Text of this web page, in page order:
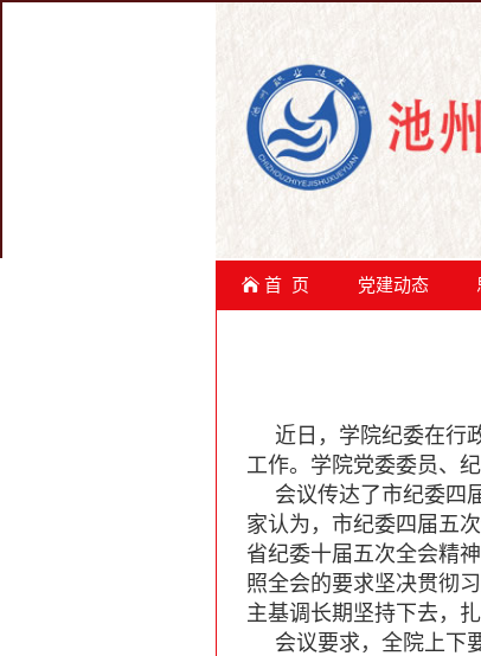
首 页 党建动态
近日，学院纪委在行
工作。学院党委委员、
会议传达了市纪委四
家认为，市纪委四届五
省纪委十届五次全会精
照全会的要求坚决贯彻
主基调长期坚持下去，
会议要求，全院上下